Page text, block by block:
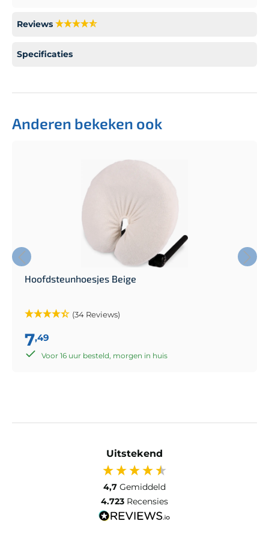
Reviews
Specificaties
Anderen bekeken ook
Hoofdsteunhoesjes Beige
(34 Reviews)
7,49
Voor 16 uur besteld, morgen in huis
Uitstekend
4,7 Gemiddeld
4.723 Recensies